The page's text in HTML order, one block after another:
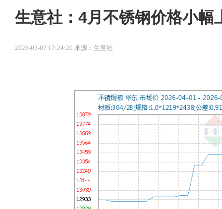
生意社：4月不锈钢价格小幅
2026-05-07 17:24:20 来源：生意社